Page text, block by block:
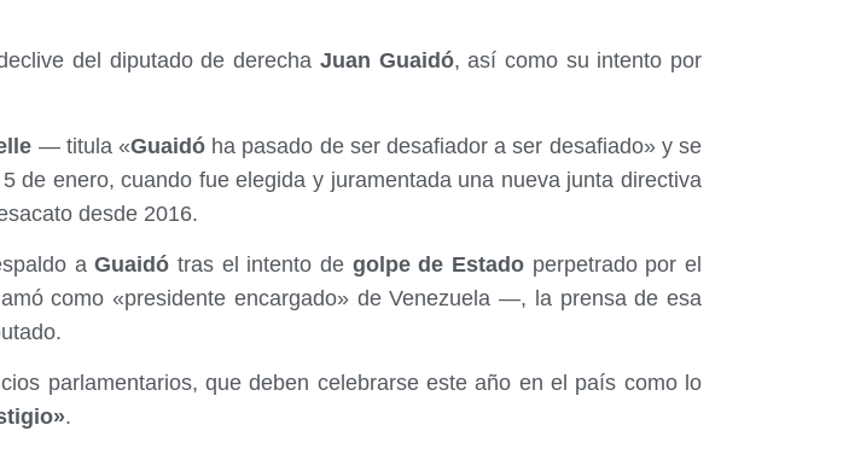
del diputado de derecha Juan Guaidó, así como su intento por
— titula «Guaidóha pasado de ser desafiador a ser desafiado» y se
de enero, cuando fue elegida y juramentada una nueva junta directiva
desde 2016.
aGuaidó tras el intento de golpe de Estado perpetrado por el
como «presidente encargado» de Venezuela —, la prensa de esa
parlamentarios, que deben celebrarse este año en el país como lo
.